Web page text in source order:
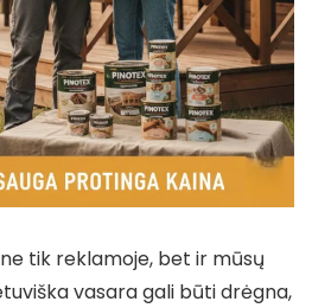
tik reklamoje, bet ir mūsų
vasara gali būti drėgna,